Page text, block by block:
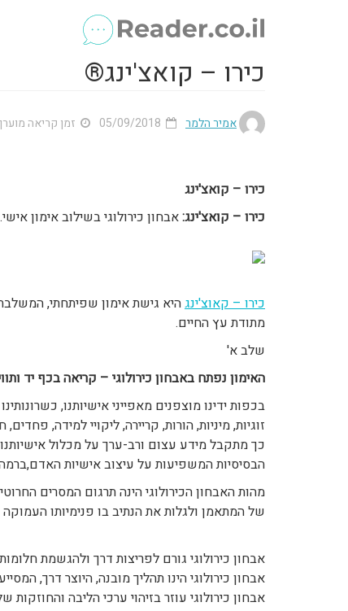
כירו – קואצ'ינג®
אמיר הלמר זמן קריאה מוערך: 1
כירו – קואצ'ינג
כירו – קואצ'ינג:אבחון כירולוגי בשילוב אימון אישי.
כירו – קאוצ'ינגהיא גישת אימון שפיתחתי,
מתודת עץ החיים.
שלב א'
האימון נפתח באבחון כירולוגי – קריאה בכף יד
בכפות ידינו מוצפנים מאפייני אישיותנו,
זוגיות, מיניות, הורות, קריירה, ליקויי למידה, פחדים,
כך מתקבל מידע עצום ורב-ערך על מכלול
הבסיסיות המשפיעות על עיצוב אישיות
מהות האבחון הכירולוגי הינה תרגום המסרים
של המתאמן ולגלות את הנתיב בו פנימיותו
אבחון כירולוגי גורם לפריצות דרך ולהגשמת
אבחון כירולוגי הינו תהליך מובנה, היוצר דרך,
אבחון כירולוגי עוזר בזיהוי ערכי הליבה והחוזקות